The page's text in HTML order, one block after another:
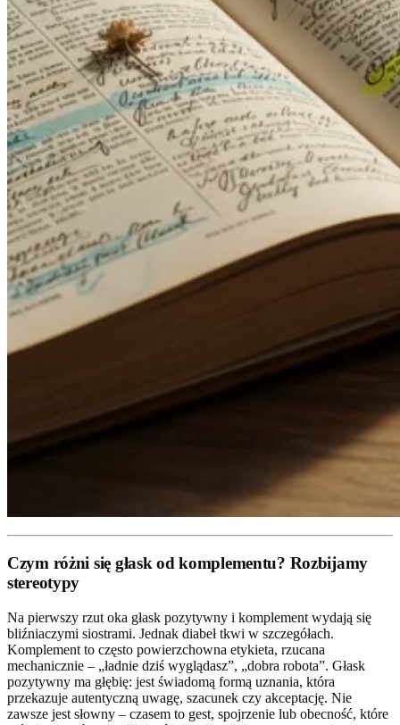
Czym różni się głask od komplementu? Rozbijamy
stereotypy
Na pierwszy rzut oka głask pozytywny i komplement wydają się
bliźniaczymi siostrami. Jednak diabeł tkwi w szczegółach.
Komplement to często powierzchowna etykieta, rzucana
mechanicznie – „ładnie dziś wyglądasz”, „dobra robota”. Głask
pozytywny ma głębię: jest świadomą formą uznania, która
przekazuje autentyczną uwagę, szacunek czy akceptację. Nie
zawsze jest słowny – czasem to gest, spojrzenie lub obecność, które